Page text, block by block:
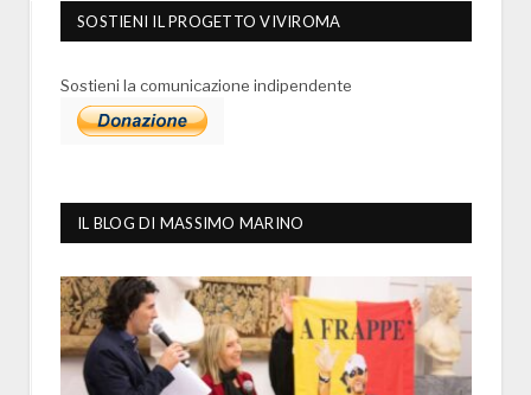
SOSTIENI IL PROGETTO VIVIROMA
Sostieni la comunicazione indipendente
IL BLOG DI MASSIMO MARINO